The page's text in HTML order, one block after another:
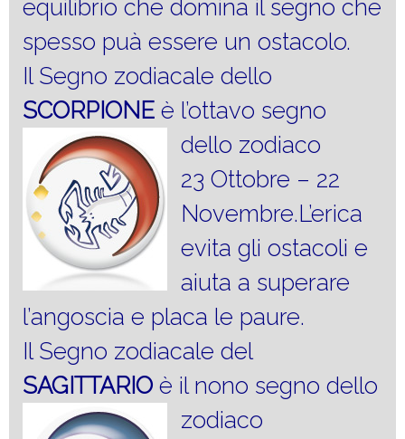
equilibrio che domina il segno che
spesso puà essere un ostacolo.
Il Segno zodiacale dello
SCORPIONE è l’ottavo segno
dello zodiaco
23 Ottobre – 22
Novembre.L’erica
evita gli ostacoli e
aiuta a superare
l’angoscia e placa le paure.
Il Segno zodiacale del
SAGITTARIO è il nono segno dello
zodiaco